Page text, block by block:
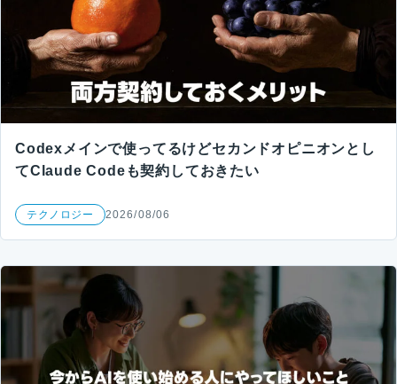
Codexメインで使ってるけどセカンドオピニオンとし
てClaude Codeも契約しておきたい
テクノロジー 2026/08/06